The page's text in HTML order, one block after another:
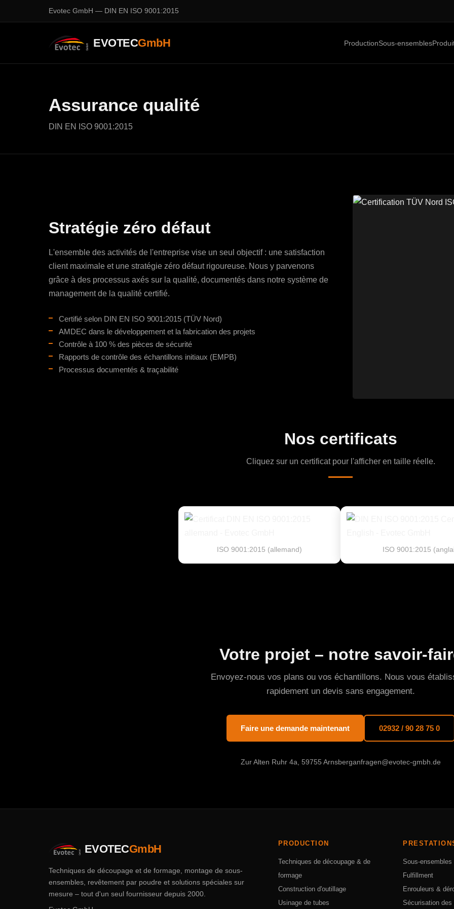
Evotec GmbH — DIN EN ISO 9001:2015
EVOTECGmbH ProductionSous-ensembles
Assurance qualité
DIN EN ISO 9001:2015
Stratégie zéro défaut
L'ensemble des activités de l'entreprise vise un seul objectif : une satisfaction
client maximale et une stratégie zéro défaut rigoureuse. Nous y parvenons
grâce à des processus axés sur la qualité, documentés dans notre système de
management de la qualité certifié.
Certifié selon DIN EN ISO 9001:2015 (TÜV Nord)
AMDEC dans le développement et la fabrication des projets
Contrôle à 100 % des pièces de sécurité
Rapports de contrôle des échantillons initiaux (EMPB)
Processus documentés & traçabilité
Nos certificats
Cliquez sur un certificat pour l'afficher en taille réelle.
ISO 9001:2015 (allemand) ISO 9001:2015
Votre projet – notre savoir-
Envoyez-nous vos plans ou vos échantillons. Nous vous
rapidement un devis sans engagement.
Faire une demande maintenant 02932 / 90 28 75 0
Zur Alten Ruhr 4a, 59755 Arnsberganfragen@evotec-gmbh.de
EVOTECGmbH
Techniques de découpage et de formage, montage de sous-
ensembles, revêtement par poudre et solutions spéciales sur
mesure – tout d'un seul fournisseur depuis 2000.
PRODUCTION
Techniques de découpage & de
formage
Construction d'outillage
Usinage de tubes
Sous-ensembles
Fulfillment
Enrouleurs &
Sécurisation des